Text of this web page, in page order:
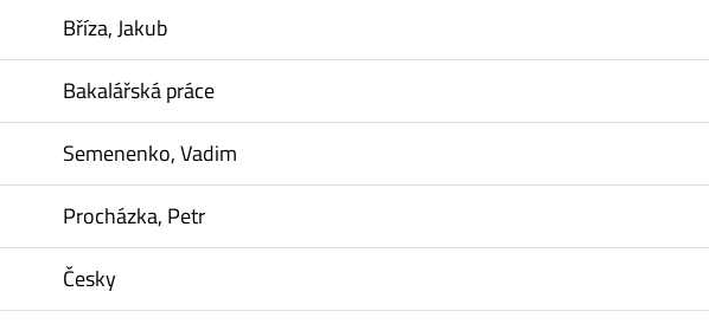
Bříza, Jakub
Bakalářská práce
Semenenko, Vadim
Procházka, Petr
Česky